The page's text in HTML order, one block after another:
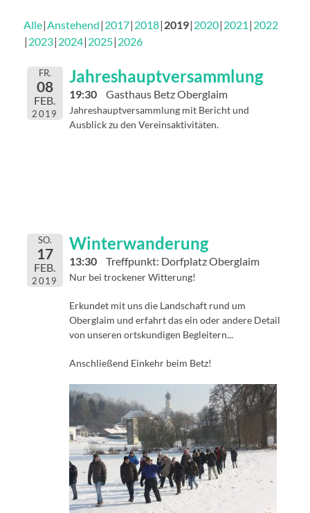
Alle Anstehend 2017 2018 2019 2020 2021 2022
2023 2024 2025 2026
FR.
08
FEB.
2019
Jahreshauptversammlung
19:30 Gasthaus Betz Oberglaim
Jahreshauptversammlung mit Bericht und
Ausblick zu den Vereinsaktivitäten.
SO.
17
FEB.
2019
Winterwanderung
13:30 Treffpunkt: Dorfplatz Oberglaim
Nur bei trockener Witterung!
Erkundet mit uns die Landschaft rund um
Oberglaim und erfahrt das ein oder andere Detail
von unseren ortskundigen Begleitern...
Anschließend Einkehr beim Betz!